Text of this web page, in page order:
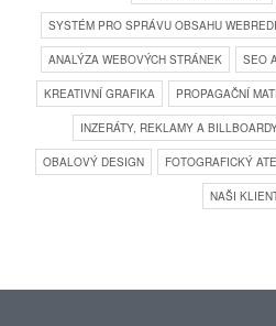
SYSTÉM PRO SPRÁVU OBSAHU
ANALÝZA WEBOVÝCH STRÁNEK SEO
KREATIVNÍ GRAFIKA PROPAGAČNÍ
INZERÁTY, REKLAMY A
OBALOVÝ DESIGN FOTOGRAFICKÝ
NAŠI